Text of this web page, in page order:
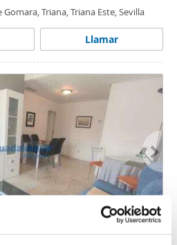
Triana, Triana Este, Sevilla
Llamar
1/22